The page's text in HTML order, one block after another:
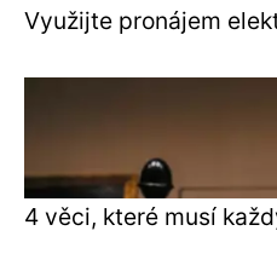
Využijte pronájem
4 věci, které musí